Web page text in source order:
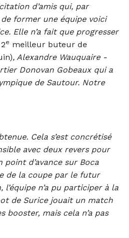
d’amis qui, par
former une équipe voici
Elle n’a fait que progresser
e meilleur buteur de
, Alexandre Wauquaire -
Donovan Gobeaux qui a
de Sautour. Notre
Cela s’est concrétisé
avec deux revers pour
d’avance sur Boca
de la coupe par le futur
n’a pu participer à la
de Surice jouait un match
booster, mais cela n’a pas